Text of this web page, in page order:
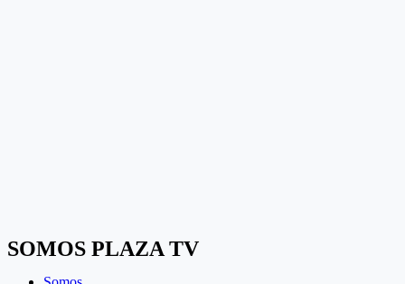
SOMOS PLAZA TV